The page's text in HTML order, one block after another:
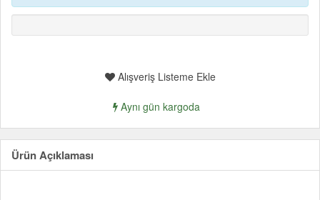
Alışveriş Listeme Ekle
Aynı gün kargoda
Ürün Açıklaması